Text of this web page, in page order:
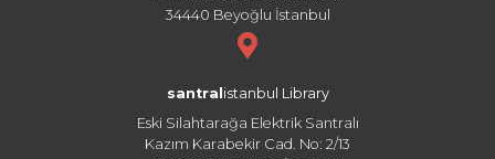
34440 Beyoğlu İstanbul
santral istanbul Library
Eski Silahtarağa Elektrik Santralı
Kazım Karabekir Cad. No: 2/13